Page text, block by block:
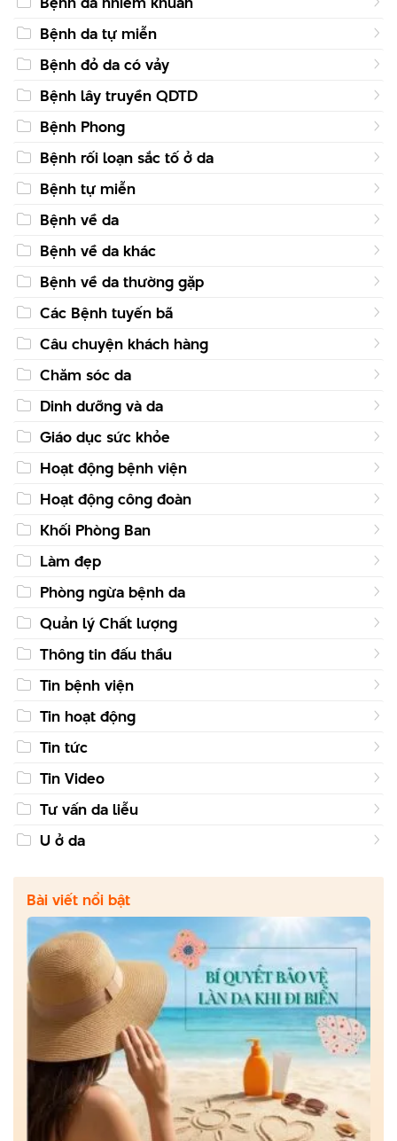
Bệnh da tự miễn
Bệnh đỏ da có vảy
Bệnh lây truyền QDTD
Bệnh Phong
Bệnh rối loạn sắc tố ở da
Bệnh tự miễn
Bệnh về da
Bệnh về da khác
Bệnh về da thường gặp
Các Bệnh tuyến bã
Câu chuyện khách hàng
Chăm sóc da
Dinh dưỡng và da
Giáo dục sức khỏe
Hoạt động bệnh viện
Hoạt động công đoàn
Khối Phòng Ban
Làm đẹp
Phòng ngừa bệnh da
Quản lý Chất lượng
Thông tin đấu thầu
Tin bệnh viện
Tin hoạt động
Tin tức
Tin Video
Tư vấn da liễu
U ở da
Bài viết nổi bật